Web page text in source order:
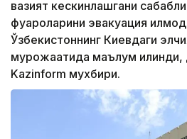
вазият кескинлашгани
фуқароларини эвакуация
Ўзбекистоннинг Киевдаги
мурожаатида маълум
Kazinform мухбири.